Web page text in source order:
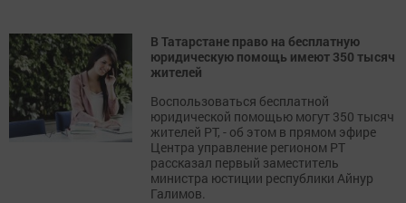
В Татарстане право на бесплатную
юридическую помощь имеют 350 тысяч
жителей
Воспользоваться бесплатной
юридической помощью могут 350 тысяч
жителей РТ, - об этом в прямом эфире
Центра управление регионом РТ
рассказал первый заместитель
министра юстиции республики Айнур
Галимов.